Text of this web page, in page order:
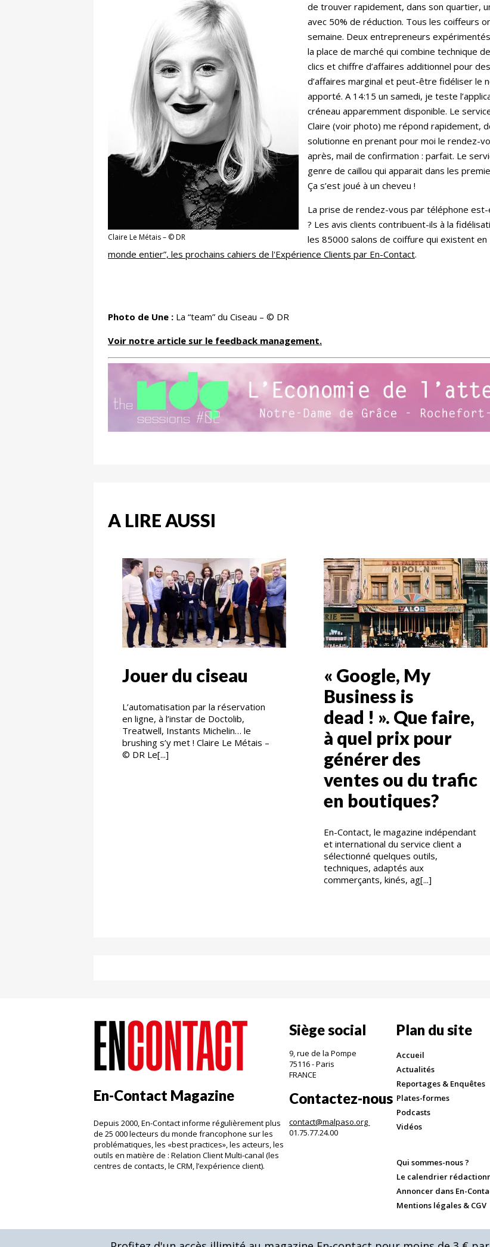
Claire Le Métais – © DR
de trouver rapidement, dans son quartier,
avec 50% de réduction. Tous les coiffeurs
semaine. Deux entrepreneurs
la place de marché qui combine technique de
clics et chiffre d’affaires additionnel pour
d’affaires marginal et peut-être fidéliser le
apporté. A 14:15 un samedi, je teste
créneau apparemment disponible. Le
Claire (voir photo) me répond rapidement,
solutionne en prenant pour moi le rendez-
après, mail de confirmation : parfait. Le
genre de caillou qui apparait dans les
Ça s’est joué à un cheveu !
La prise de rendez-vous par téléphone
? Les avis clients contribuent-ils à la
les 85000 salons de coiffure qui existent en
monde entier”, les prochains cahiers de l'Expérience Clients par En-Contact.
Photo de Une : La “team” du Ciseau – © DR
Voir notre article sur le feedback management.
A LIRE AUSSI
Jouer du ciseau
L’automatisation par la réservation
en ligne, à l’instar de Doctolib,
Treatwell, Instants Michelin… le
brushing s’y met ! Claire Le Métais –
© DR Le[...]
« Google, My
Business is
dead ! ». Que faire,
à quel prix pour
générer des
ventes ou du trafic
en boutiques?
En-Contact, le magazine indépendant
et international du service client a
sélectionné quelques outils,
techniques, adaptés aux
commerçants, kinés, ag[...]
En-Contact Magazine
Depuis 2000, En-Contact informe régulièrement plus
de 25 000 lecteurs du monde francophone sur les
problématiques, les «best practices», les acteurs, les
outils en matière de : Relation Client Multi-canal (les
centres de contacts, le CRM, l’expérience client).
Siège social
9, rue de la Pompe
75116 - Paris
FRANCE
Contactez-nous
contact@malpaso.org
01.75.77.24.00
Plan du site
Accueil
Actualités
Reportages & Enquêtes
Plates-formes
Podcasts
Vidéos
Qui sommes-nous ?
Le calendrier
Annoncer dans En-
Mentions légales & CGV